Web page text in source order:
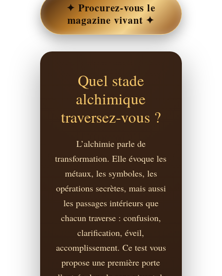
✦ Procurez-vous le
magazine vivant ✦
Quel stade
alchimique
traversez-vous ?
L’alchimie parle de
transformation. Elle évoque les
métaux, les symboles, les
opérations secrètes, mais aussi
les passages intérieurs que
chacun traverse : confusion,
clarification, éveil,
accomplissement. Ce test vous
propose une première porte